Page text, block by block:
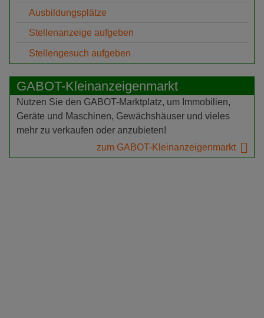
Ausbildungsplätze
Stellenanzeige aufgeben
Stellengesuch aufgeben
GABOT-Kleinanzeigenmarkt
Nutzen Sie den GABOT-Marktplatz, um Immobilien,
Geräte und Maschinen, Gewächshäuser und vieles
mehr zu verkaufen oder anzubieten!
zum GABOT-Kleinanzeigenmarkt